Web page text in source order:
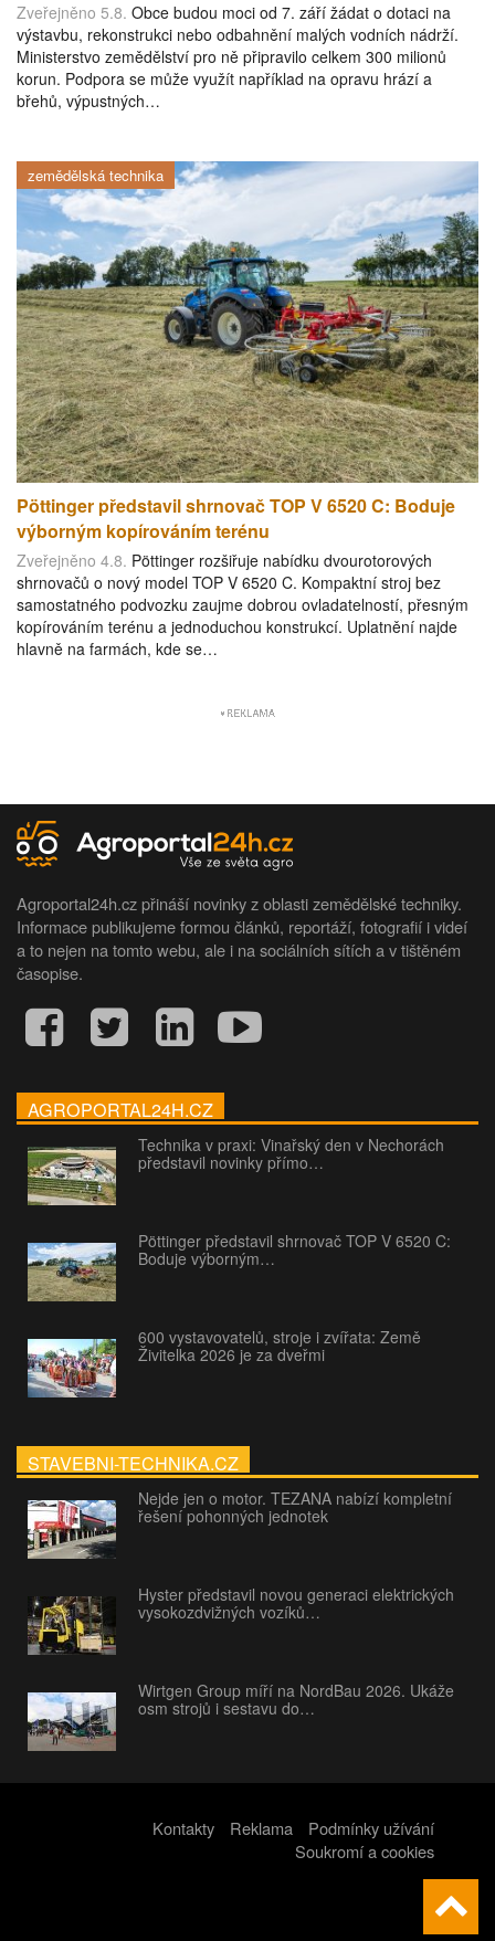
Zveřejněno 5.8. Obce budou moci od 7. září žádat o dotaci na
výstavbu, rekonstrukci nebo odbahnění malých vodních nádrží.
Ministerstvo zemědělství pro ně připravilo celkem 300 milionů
korun. Podpora se může využít například na opravu hrází a
břehů, výpustných…
zemědělská technika
Pöttinger představil shrnovač TOP V 6520 C: Boduje
výborným kopírováním terénu
Zveřejněno 4.8. Pöttinger rozšiřuje nabídku dvourotorových
shrnovačů o nový model TOP V 6520 C. Kompaktní stroj bez
samostatného podvozku zaujme dobrou ovladatelností, přesným
kopírováním terénu a jednoduchou konstrukcí. Uplatnění najde
hlavně na farmách, kde se…
Agroportal24h.cz přináší novinky z oblasti zemědělské techniky.
Informace publikujeme formou článků, reportáží, fotografií i videí
a to nejen na tomto webu, ale i na sociálních sítích a v tištěném
časopise.
AGROPORTAL24H.CZ
Technika v praxi: Vinařský den v Nechorách
představil novinky přímo…
Pöttinger představil shrnovač TOP V 6520 C:
Boduje výborným…
600 vystavovatelů, stroje i zvířata: Země
Živitelka 2026 je za dveřmi
STAVEBNI-TECHNIKA.CZ
Nejde jen o motor. TEZANA nabízí kompletní
řešení pohonných jednotek
Hyster představil novou generaci elektrických
vysokozdvižných vozíků…
Wirtgen Group míří na NordBau 2026. Ukáže
osm strojů i sestavu do…
Kontakty Reklama
Podmínky užívání
Soukromí a cookies